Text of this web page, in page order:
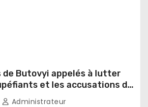
Butovyi appelés à lutter
et les accusations de
Administrateur